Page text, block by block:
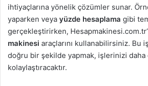
ihtiyaçlarına yönelik çözümler sunar.
yaparken veya yüzde hesaplama gibi
gerçekleştirirken,
makinesi araçlarını kullanabilirsiniz. Bu
doğru bir şekilde yapmak, işlerinizi daha
kolaylaştıracaktır.